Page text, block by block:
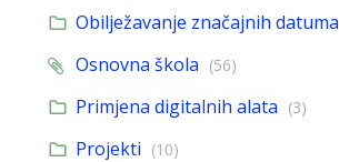
Obilježavanje značajnih datuma
Osnovna škola (56)
Primjena digitalnih alata (3)
Projekti (10)